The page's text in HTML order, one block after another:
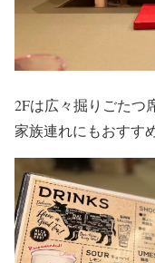
2Fは広々掘りごたつ
家族連れにもおすすめ